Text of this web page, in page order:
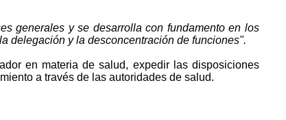
generales y se desarrolla con fundamento en los
delegación y la desconcentración de funciones".
en materia de salud, expedir las disposiciones
a través de las autoridades de salud.